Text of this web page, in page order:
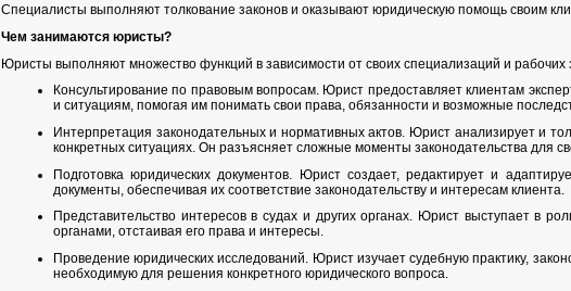
Специалисты выполняют толкование законов и оказывают юридическую помощь своим
Чем занимаются юристы?
Юристы выполняют множество функций в зависимости от своих специализаций и рабочих
Консультирование по правовым вопросам. Юрист предоставляет клиентам
и ситуациям, помогая им понимать свои права, обязанности и возможные
Интерпретация законодательных и нормативных актов. Юрист анализирует и
конкретных ситуациях. Он разъясняет сложные моменты законодательства для
Подготовка юридических документов. Юрист создает, редактирует и
документы, обеспечивая их соответствие законодательству и интересам клиента.
Представительство интересов в судах и других органах. Юрист выступает в
органами, отстаивая его права и интересы.
Проведение юридических исследований. Юрист изучает судебную практику,
необходимую для решения конкретного юридического вопроса.